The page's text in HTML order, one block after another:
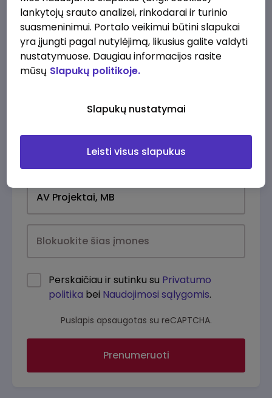
Pridėti naują
Perskaičiau ir sutinku su Privatumo
politika bei Naudojimosi sąlygomis.
Puslapis apsaugotas su reCAPTCHA.
Prenumeruoti
lankytojų srauto analizei, rinkodarai ir turinio
suasmeninimui. Portalo veikimui būtini slapukai
yra įjungti pagal nutylėjimą, likusius galite valdyti
nustatymuose. Daugiau informacijos rasite
mūsų Slapukų politikoje.
Slapukų nustatymai
Leisti visus slapukus